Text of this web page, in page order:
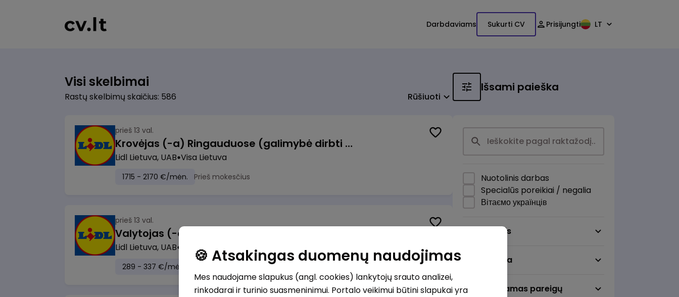
Darbdaviams Sukurti CV Prisijungti LT
Visi skelbimai
Rastų skelbimų skaičius: 586 Rūšiuoti
prieš 13 val.
Krovėjas (-a) Ringauduose (galimybė dirbti nepilnu etatu)
Lidl Lietuva, UAB Visa Lietuva
1715 - 2170 €/mėn. Prieš mokesčius
prieš 13 val.
Lidl Lietuva, UAB Marijampolė
289 - 337 €/mėn.
Išsami paieška
Nuotolinis darbas
Specialūs poreikiai / negalia
Вітаємо українців
Darbo sritis
Darbo vieta
Pageidaujamas pareigų
🍪 Atsakingas duomenų naudojimas
Mes naudojame slapukus (angl. cookies) lankytojų srauto analizei,
rinkodarai ir turinio suasmeninimui. Portalo veikimui būtini slapukai yra